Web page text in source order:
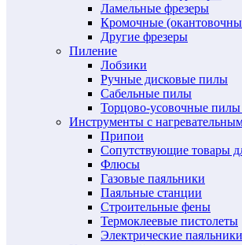
Ламельные фрезеры
Кромочные
Другие фрезеры
Пиление
Лобзики
Ручные дисковые пилы
Сабельные пилы
Торцово-усовочные
Инструменты с
Припои
Сопутствующие товары
Флюсы
Газовые паяльники
Паяльные станции
Строительные фены
Термоклеевые пистолеты
Электрические паяльники